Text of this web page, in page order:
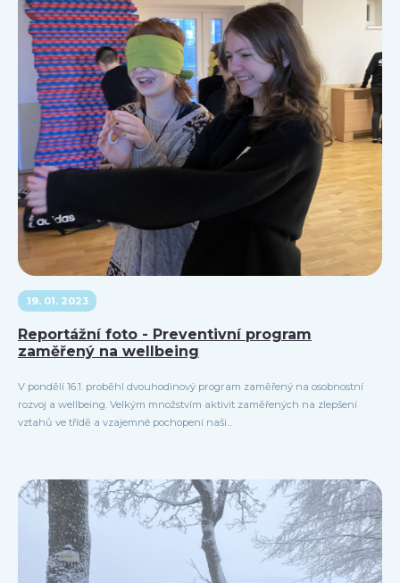
19. 01. 2023
Reportážní foto - Preventivní program
zaměřený na wellbeing
V pondělí 16.1. proběhl dvouhodinový program zaměřený na osobnostní
rozvoj a wellbeing. Velkým množstvím aktivit zaměřených na zlepšení
vztahů ve třídě a vzajemné pochopení naši...